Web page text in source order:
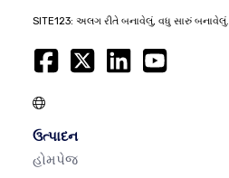
SITE123: અલગ રીતે બનાવેલું, વધુ સારું બનાવેલું.
ઉત્પાદન
હોમપેજ